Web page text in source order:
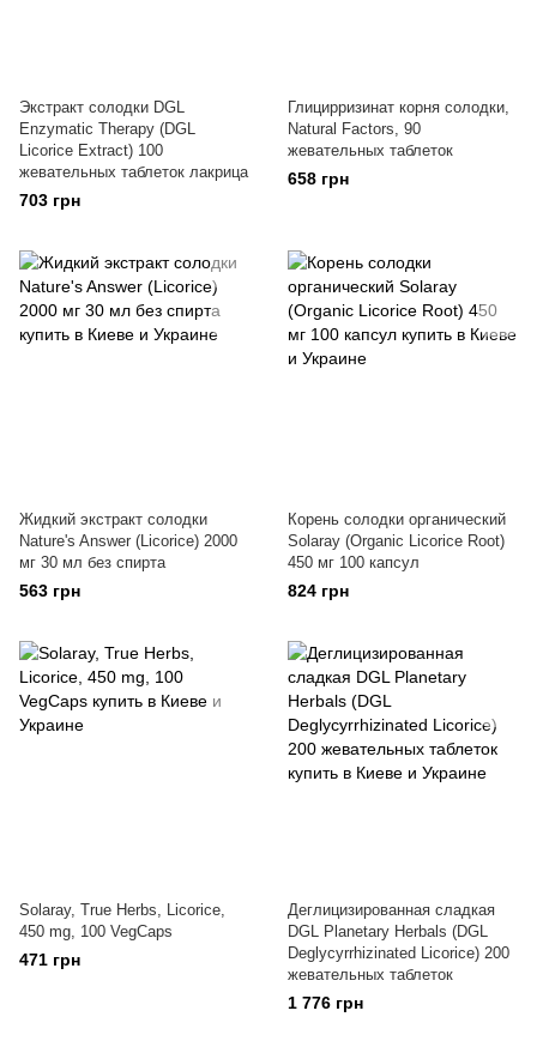
Экстракт солодки DGL
Enzymatic Therapy (DGL
Licorice Extract) 100
жевательных таблеток лакрица
703 грн
Глицирризинат корня солодки,
Natural Factors, 90
жевательных таблеток
658 грн
Жидкий экстракт солодки
Nature's Answer (Licorice) 2000
мг 30 мл без спирта
563 грн
Корень солодки органический
Solaray (Organic Licorice Root)
450 мг 100 капсул
824 грн
Solaray, True Herbs, Licorice,
450 mg, 100 VegCaps
471 грн
Деглицизированная сладкая
DGL Planetary Herbals (DGL
Deglycyrrhizinated Licorice) 200
жевательных таблеток
1 776 грн